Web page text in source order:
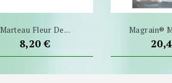
Marteau Fleur De...
Prix
8,20 €
Magrain®
Prix